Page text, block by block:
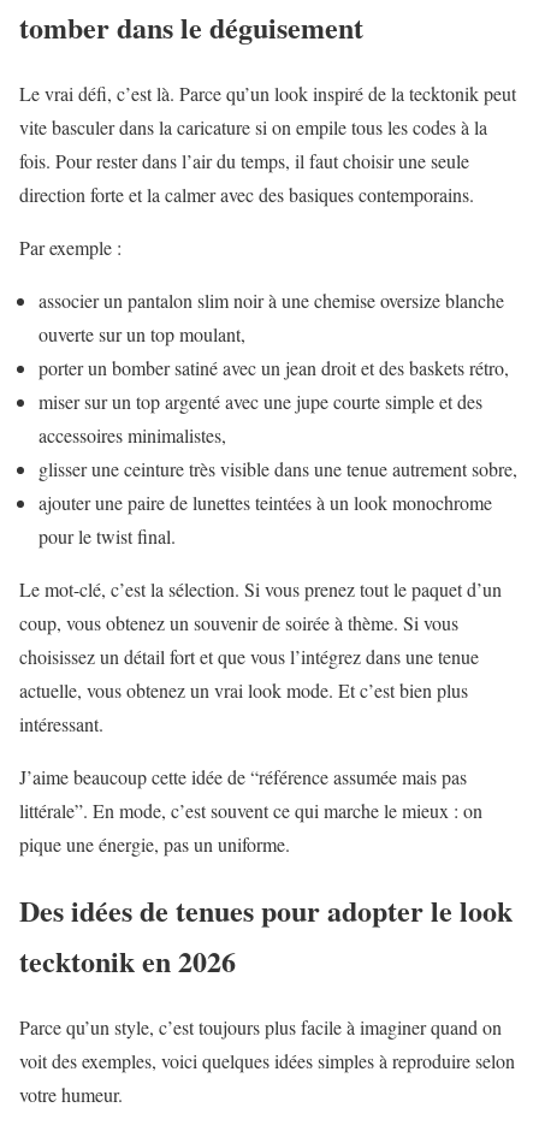
tomber dans le déguisement
Le vrai défi, c’est là. Parce qu’un look inspiré de la tecktonik peut
vite basculer dans la caricature si on empile tous les codes à la
fois. Pour rester dans l’air du temps, il faut choisir une seule
direction forte et la calmer avec des basiques contemporains.
Par exemple :
associer un pantalon slim noir à une chemise oversize blanche
ouverte sur un top moulant,
porter un bomber satiné avec un jean droit et des baskets rétro,
miser sur un top argenté avec une jupe courte simple et des
accessoires minimalistes,
glisser une ceinture très visible dans une tenue autrement sobre,
ajouter une paire de lunettes teintées à un look monochrome
pour le twist final.
Le mot-clé, c’est la sélection. Si vous prenez tout le paquet d’un
coup, vous obtenez un souvenir de soirée à thème. Si vous
choisissez un détail fort et que vous l’intégrez dans une tenue
actuelle, vous obtenez un vrai look mode. Et c’est bien plus
intéressant.
J’aime beaucoup cette idée de “référence assumée mais pas
littérale”. En mode, c’est souvent ce qui marche le mieux : on
pique une énergie, pas un uniforme.
Des idées de tenues pour adopter le look
tecktonik en 2026
Parce qu’un style, c’est toujours plus facile à imaginer quand on
voit des exemples, voici quelques idées simples à reproduire selon
votre humeur.